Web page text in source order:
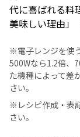
代に喜ばれる料
美味しい理由」
※電子レンジを使
500Wなら1.2倍、
た機種によって差
さい。
※レシピ作成・表
さい。